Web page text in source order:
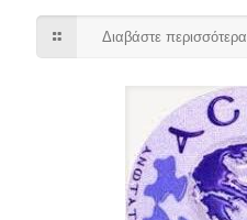
Διαβάστε περισσότερα